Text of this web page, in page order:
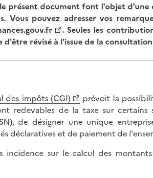
présent document font l'objet
Vous pouvez adresser vos
. Seules les
révisé à l'issue de la
des impôts (CGI)
prévoit la
redevables de la taxe sur certains
de désigner une unique
déclaratives et de paiement de
incidence sur le calcul des